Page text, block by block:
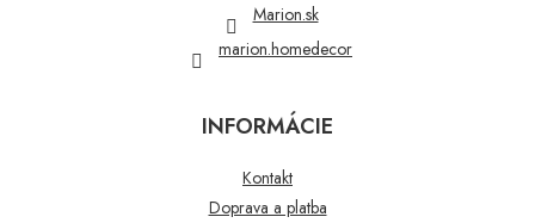
Marion.sk
marion.homedecor
INFORMÁCIE
Kontakt
Doprava a platba